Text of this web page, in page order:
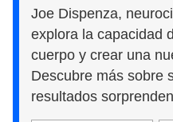
Joe Dispenza,
explora la capacidad
cuerpo y crear una
Descubre más sobre
resultados